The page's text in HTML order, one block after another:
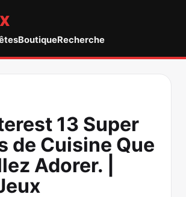
BoutiqueRecherche
13 Super
de Cuisine Que
Adorer. |